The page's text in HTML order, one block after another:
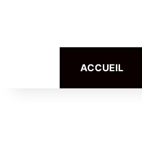
ACCUEIL